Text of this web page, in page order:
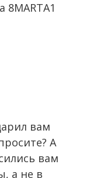
вам
А
вам
а не в